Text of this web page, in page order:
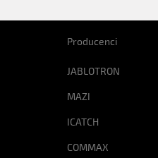
Producenci
JABLOTRON
MAZI
ICATCH
COMMAX